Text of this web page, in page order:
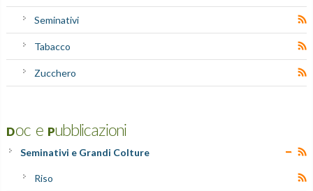
Seminativi
Tabacco
Zucchero
Doc e Pubblicazioni
Seminativi e Grandi Colture
Riso